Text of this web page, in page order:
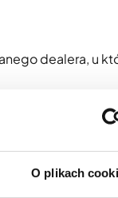
O plikach
dealera, u
osobą,
/ importowe,